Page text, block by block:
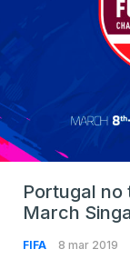
Portugal no
March
FIFA 8 mar 2019